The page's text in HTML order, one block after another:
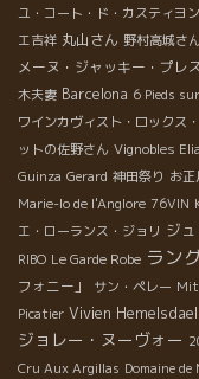
ユ・コート・ド・カスティヨン
エ吉祥 丸山さん 野村高城さん
メーヌ・ジャッキー・プレス
木夫妻 Barcelona 6 Pieds
ワインカヴィスト・ロックス
ットの佐野さん Vignobles
Guinza Gerard 神田祭り お
Marie-lo de l'Anglore 76VIN
エ・ローランス・ジョリ ジ
RIBO Le Garde Robe ラン
フォニー」
サン・ペレー
Picatier Vivien Hemelsdael
ジョレー・ヌーヴォー
Cru Aux Argillas Domaine